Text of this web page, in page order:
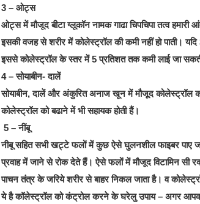
3 – ओट्स
ओट्स में मौजूद बीटा ग्लूकॉन नामक गाढा चिपचिपा तत्व
इसकी वजह से शरीर में कोलेस्ट्रॉल की कमी नहीं हो पाती।
इससे कोलेस्ट्रॉल के स्तर में 5 प्रतिशत तक कमी लाई जा
4 – सोयाबीन- दालें
सोयाबीन, दालें और अंकुरित अनाज खून में मौजूद कोलेस्ट्रॉल
कोलेस्ट्रॉल को बढाने में भी सहायक होती हैं।
5 – नींबू
नीबू सहित सभी खट्टे फलों में कुछ ऐसे घुलनशील फाइबर पाए
प्रवाह में जाने से रोक देते हैं। ऐसे फलों में मौजूद विटामिन सी
पाचन तंत्र के जरिये शरीर से बाहर निकल जाता है। व
ये है कॉलेस्ट्रॉल को कंट्रोल करने के घरेलु उपाय – अगर आपको